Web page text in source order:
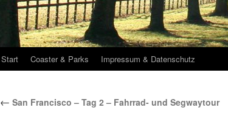
Start Coaster & Parks Impressum & Datenschutz
← San Francisco – Tag 2 – Fahrrad- und Segwaytour